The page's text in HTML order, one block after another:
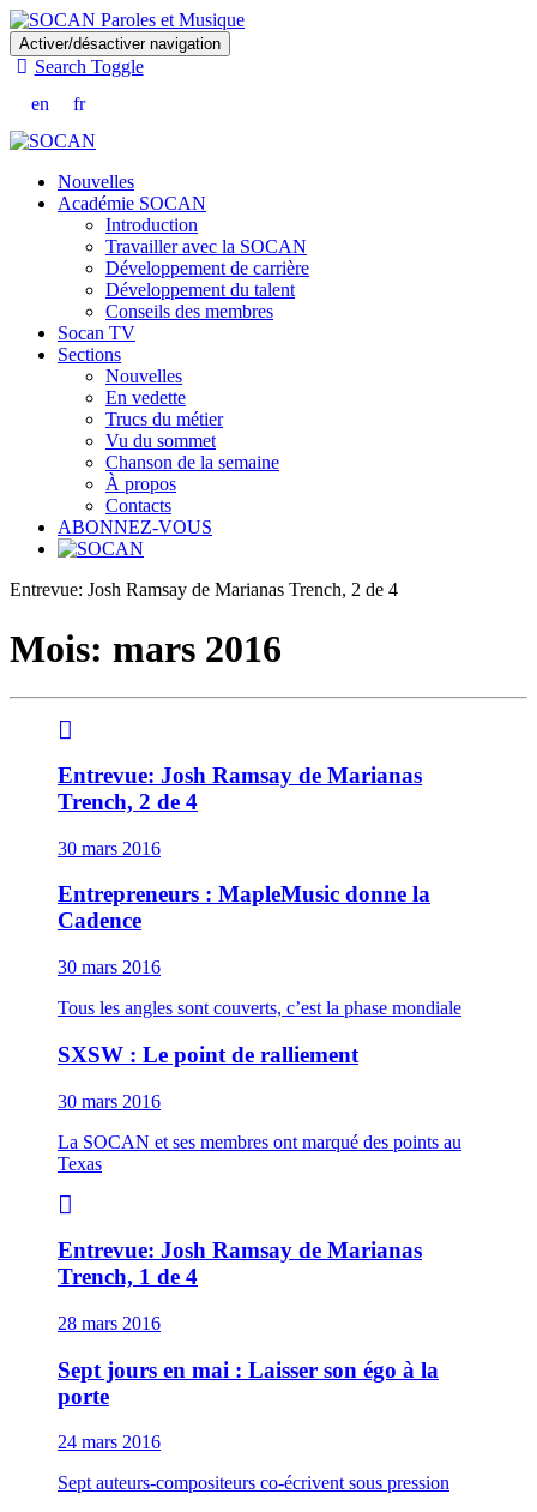
Skip
to
main
content
Activer/désactiver navigation
Search Toggle
en
fr
Nouvelles
Académie SOCAN
Introduction
Travailler avec la SOCAN
Développement de carrière
Développement du talent
Conseils des membres
Socan TV
Sections
Nouvelles
En vedette
Trucs du métier
Vu du sommet
Chanson de la semaine
À propos
Contacts
ABONNEZ-VOUS
Entrevue: Josh Ramsay de Marianas Trench, 2 de 4
Mois: mars 2016
Entrevue: Josh Ramsay de Marianas
Trench, 2 de 4
30 mars 2016
Entrepreneurs : MapleMusic donne la
Cadence
30 mars 2016
Tous les angles sont couverts, c’est la phase mondiale
SXSW : Le point de ralliement
30 mars 2016
La SOCAN et ses membres ont marqué des points au
Texas
Entrevue: Josh Ramsay de Marianas
Trench, 1 de 4
28 mars 2016
Sept jours en mai : Laisser son égo à la
porte
24 mars 2016
Sept auteurs-compositeurs co-écrivent sous pression